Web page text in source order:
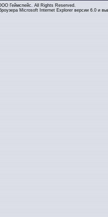
Геймспейс. All Rights Reserved.
Microsoft Internet Explorer версии 6.0 и